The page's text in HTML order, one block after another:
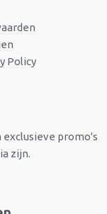
Policy
promo's
zijn.